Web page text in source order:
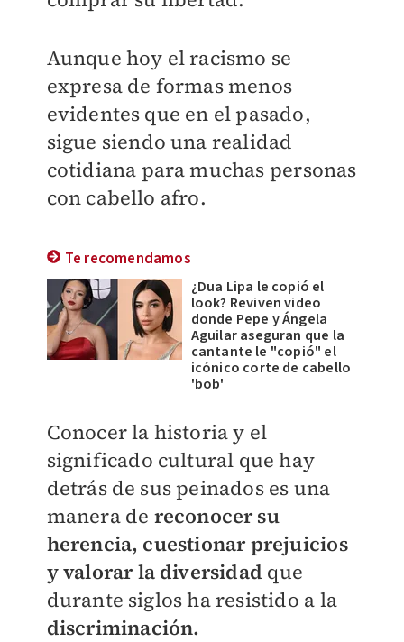
Aunque hoy el racismo se
expresa de formas menos
evidentes que en el pasado,
sigue siendo una realidad
cotidiana para muchas personas
con cabello afro.
Te recomendamos
¿Dua Lipa le copió el
look? Reviven video
donde Pepe y Ángela
Aguilar aseguran que la
cantante le "copió" el
icónico corte de cabello
'bob'
Conocer la historia y el
significado cultural que hay
detrás de sus peinados es una
manera de reconocer su
herencia, cuestionar prejuicios
y valorar la diversidad que
durante siglos ha resistido a la
discriminación.